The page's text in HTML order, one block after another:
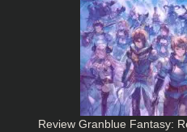
Review Granblue Fantasy: